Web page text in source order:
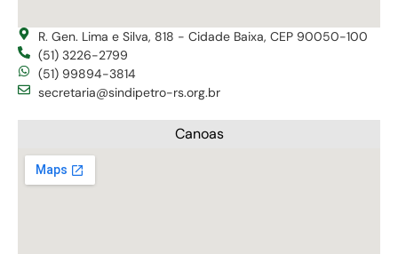
R. Gen. Lima e Silva, 818 - Cidade Baixa, CEP 90050-100
(51) 3226-2799
(51) 99894-3814
secretaria@sindipetro-rs.org.br
Canoas